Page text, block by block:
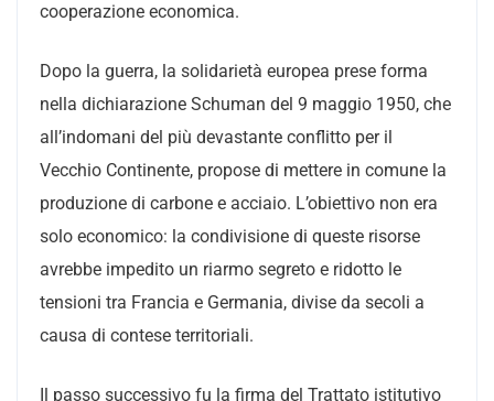
cooperazione economica.
Dopo la guerra, la solidarietà europea prese forma
nella dichiarazione Schuman del 9 maggio 1950, che
all’indomani del più devastante conflitto per il
Vecchio Continente, propose di mettere in comune la
produzione di carbone e acciaio. L’obiettivo non era
solo economico: la condivisione di queste risorse
avrebbe impedito un riarmo segreto e ridotto le
tensioni tra Francia e Germania, divise da secoli a
causa di contese territoriali.
Il passo successivo fu la firma del Trattato istitutivo